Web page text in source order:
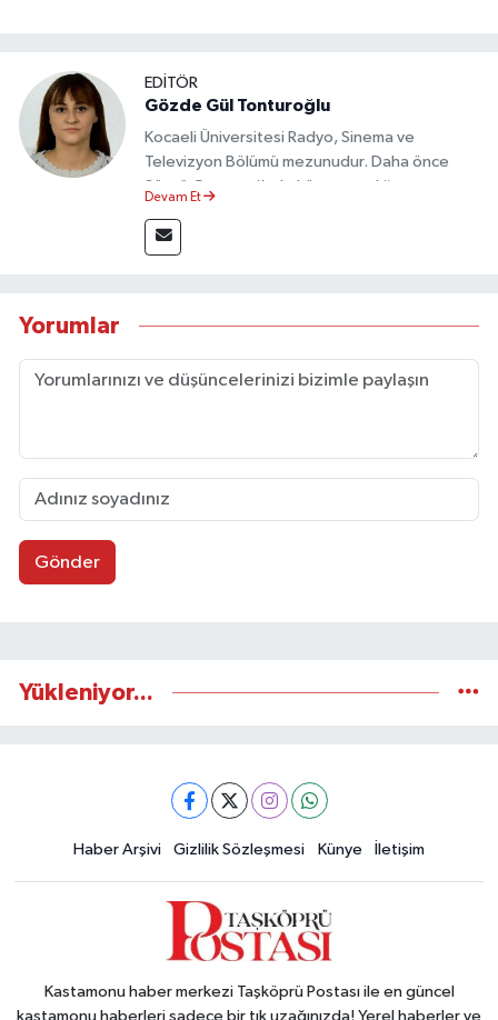
EDİTÖR
Gözde Gül Tonturoğlu
Kocaeli Üniversitesi Radyo, Sinema ve
Televizyon Bölümü mezunudur. Daha önce
Sözcü Gazetesi’nde köşe yazarlığı yapmış ve
Devam Et
Yorumlar
Gönder
Yükleniyor...
Haber Arşivi Gizlilik Sözleşmesi Künye İletişim
Kastamonu haber merkezi Taşköprü Postası ile en güncel
kastamonu haberleri sadece bir tık uzağınızda! Yerel haberler ve